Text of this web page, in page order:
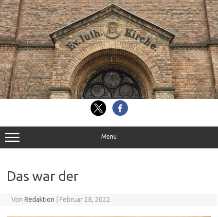
Zum
Inhalt
springen
Menü
Das war der
Von Redaktion Februar 28, 2022